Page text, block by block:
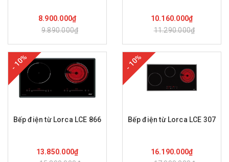
8.900.000₫
9.890.000₫
10.160.000₫
11.290.000₫
- 10%
Bếp điện từ Lorca LCE 866
13.850.000₫
- 10%
Bếp điện từ Lorca LCE 307
16.190.000₫